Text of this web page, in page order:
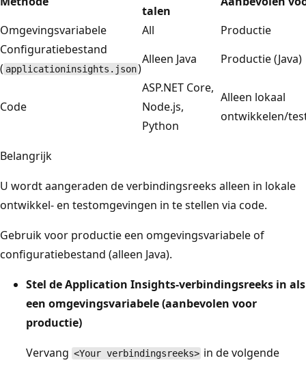
talen
Omgevingsvariabele
All
Productie
Configuratiebestand
( applicationinsights.json)
Alleen Java Productie (Java)
Code
ASP.NET Core,
Node.js,
Python
Alleen lokaal
ontwikkelen/
Belangrijk
U wordt aangeraden de verbindingsreeks alleen in lokale
ontwikkel- en testomgevingen in te stellen via code.
Gebruik voor productie een omgevingsvariabele of
configuratiebestand (alleen Java).
Stel de Application Insights-verbindingsreeks in als
een omgevingsvariabele (aanbevolen voor
productie)
Vervang <Your verbindingsreeks> in de volgende